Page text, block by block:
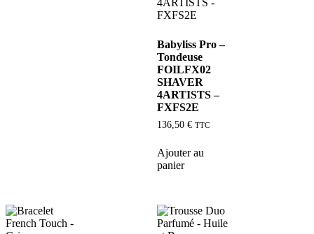
Babyliss Pro –
Tondeuse
FOILFX02
SHAVER
4ARTISTS –
FXFS2E
136,50 € TTC
Ajouter au
panier